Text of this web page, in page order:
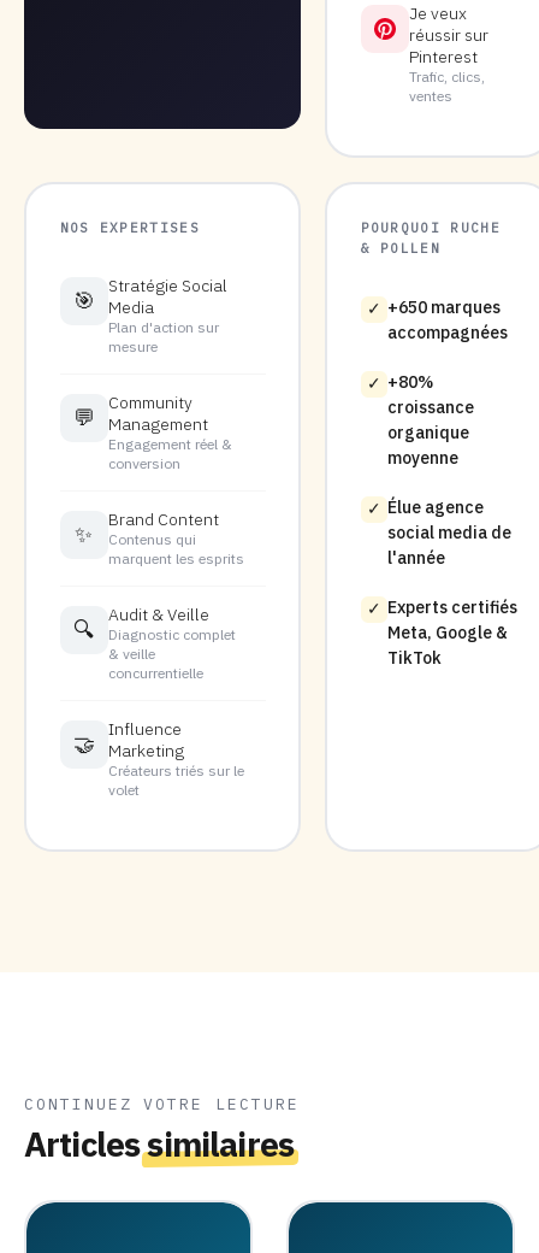
Je veux
réussir sur
Pinterest
Trafic, clics,
ventes
NOS EXPERTISES
🎯
Stratégie Social
Media
Plan d'action sur
mesure
💬
Community
Management
Engagement réel &
conversion
✨
Brand Content
Contenus qui
marquent les esprits
🔍
Audit & Veille
Diagnostic complet
& veille
concurrentielle
🤝
Influence
Marketing
Créateurs triés sur le
volet
POURQUOI RUCHE
& POLLEN
✓ +650 marques
accompagnées
✓ +80%
croissance
organique
moyenne
✓ Élue agence
social media de
l'année
✓ Experts certifiés
Meta, Google &
TikTok
CONTINUEZ VOTRE LECTURE
Articlessimilaires